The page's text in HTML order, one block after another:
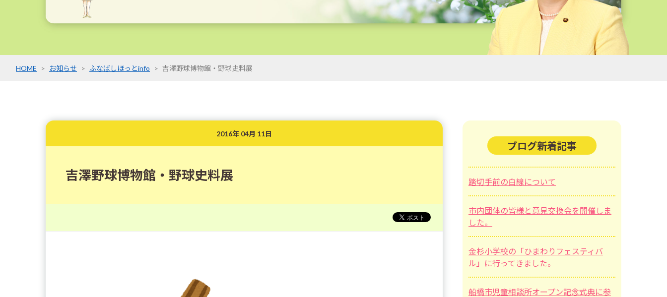
HOME > お知らせ > ふなばしほっとinfo > 吉澤野球博物館・野球史料展
2016年 04月 11日
吉澤野球博物館・野球史料展
ブログ新着記事
踏切手前の白線について
市内団体の皆様と意見交換会を開催しま
した。
金杉小学校の「ひまわりフェスティバ
ル」に行ってきました。
船橋市児童相談所オープン記念式典に参